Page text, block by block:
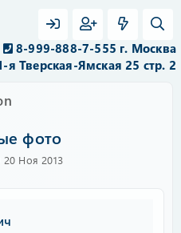
8-999-888-7-555 г. Москва
Тверская-Ямская 25 стр. 2
фото
Д
н
20 Ноя 2013